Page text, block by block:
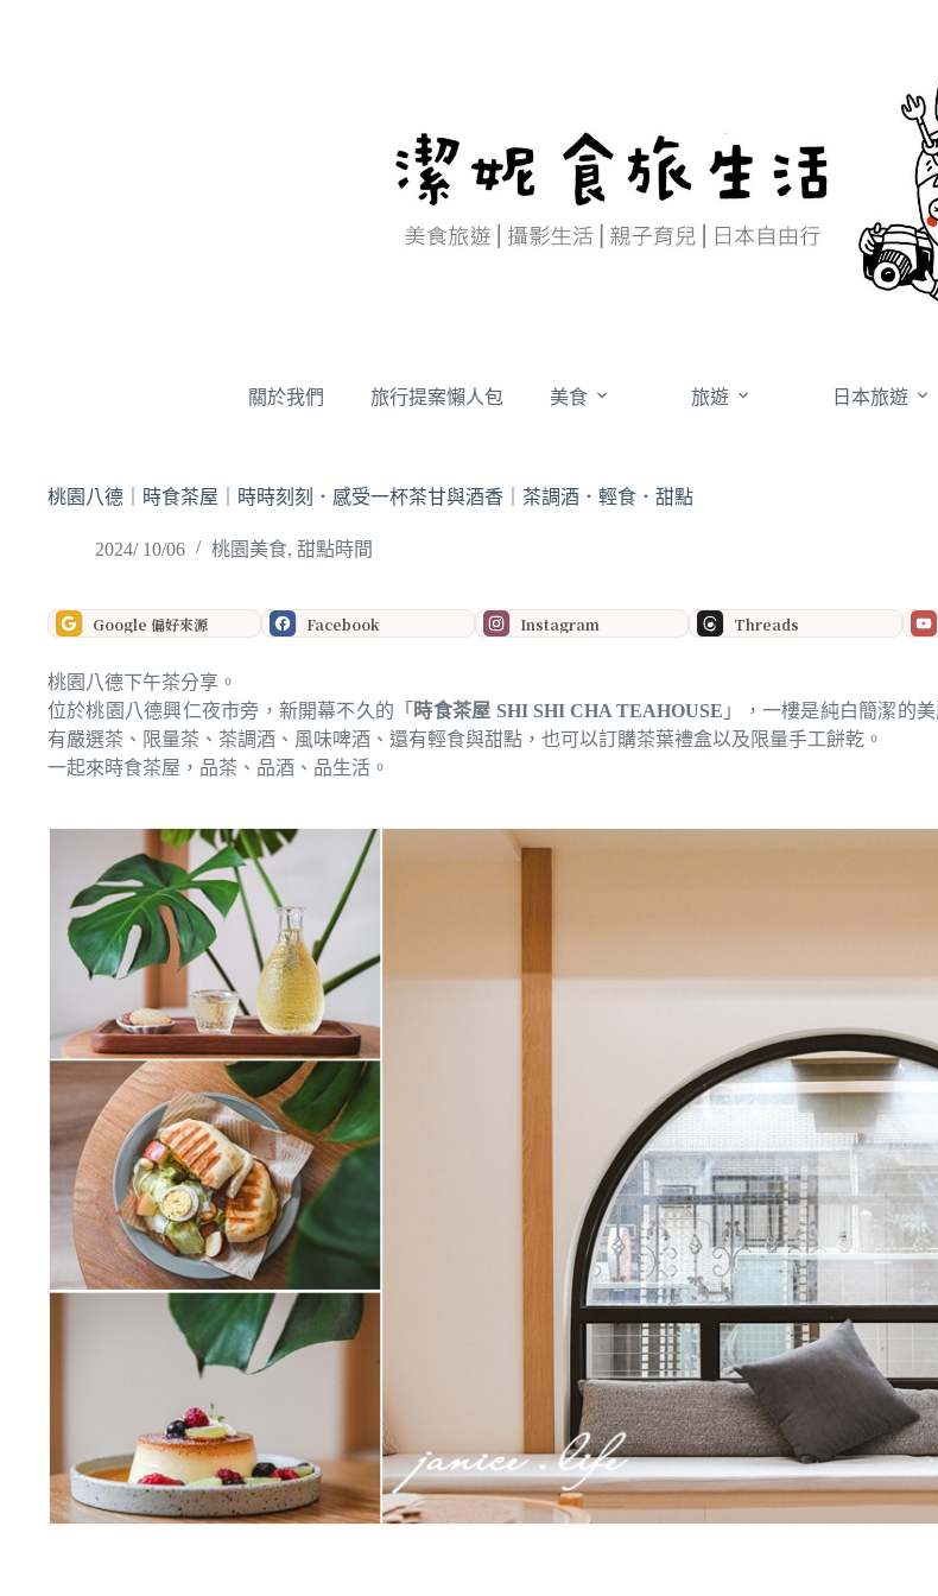
關於我們 旅行提案懶人包 美食 旅遊 日本旅遊
桃園八德｜時食茶屋｜時時刻刻．感受一杯茶甘與酒香｜茶調酒．輕食．甜點
2024/ 10/06 桃園美食, 甜點時間
Google 偏好來源 Facebook Instagram Threads
桃園八德下午茶分享。
位於桃園八德興仁夜市旁，新開幕不久的「 時食茶屋 SHI SHI CHA TEAHOUSE 」，一樓是純白簡潔的
有嚴選茶、限量茶、茶調酒、風味啤酒、還有輕食與甜點，也可以訂購茶葉禮盒以及限量手工餅乾。
一起來時食茶屋，品茶、品酒、品生活。